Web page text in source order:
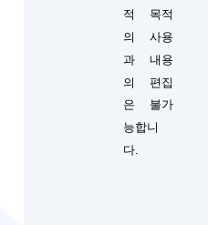
적 목적
의 사용
과 내용
의 편집
은 불가
능합니
다.